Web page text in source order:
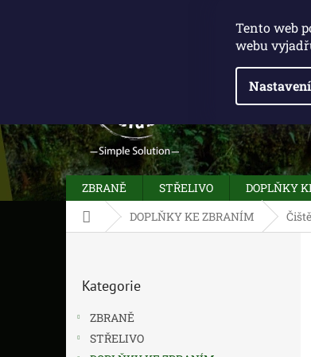
Tento web
webu
Nastavení
ZBRANĚ STŘELIVO DOPLŇKY
Domů DOPLŇKY KE ZBRANÍM
kategorie
Kategorie
ZBRANĚ
STŘELIVO